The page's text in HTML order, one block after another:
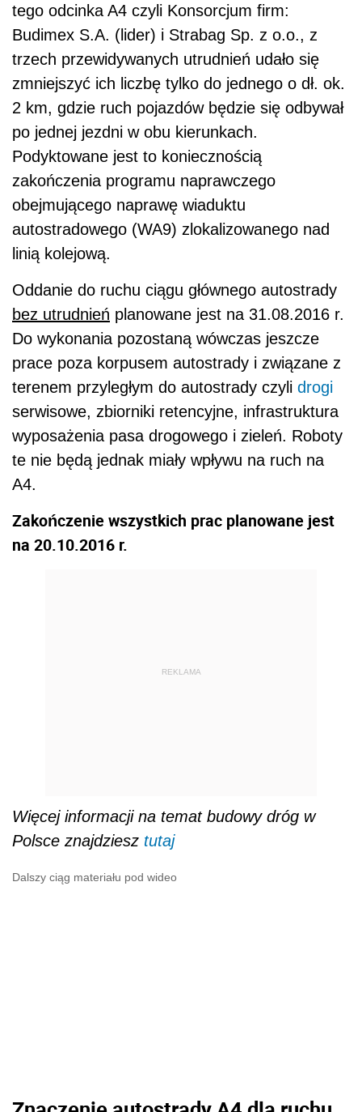
tego odcinka A4 czyli Konsorcjum firm:
Budimex S.A. (lider) i Strabag Sp. z o.o., z
trzech przewidywanych utrudnień udało się
zmniejszyć ich liczbę tylko do jednego o dł. ok.
2 km, gdzie ruch pojazdów będzie się odbywał
po jednej jezdni w obu kierunkach.
Podyktowane jest to koniecznością
zakończenia programu naprawczego
obejmującego naprawę wiaduktu
autostradowego (WA9) zlokalizowanego nad
linią kolejową.
Oddanie do ruchu ciągu głównego autostrady
bez utrudnień planowane jest na 31.08.2016 r.
Do wykonania pozostaną wówczas jeszcze
prace poza korpusem autostrady i związane z
terenem przyległym do autostrady czyli drogi
serwisowe, zbiorniki retencyjne, infrastruktura
wyposażenia pasa drogowego i zieleń. Roboty
te nie będą jednak miały wpływu na ruch na
A4.
Zakończenie wszystkich prac planowane jest
na 20.10.2016 r.
REKLAMA
Więcej informacji na temat budowy dróg w
Polsce znajdziesz tutaj
Dalszy ciąg materiału pod wideo